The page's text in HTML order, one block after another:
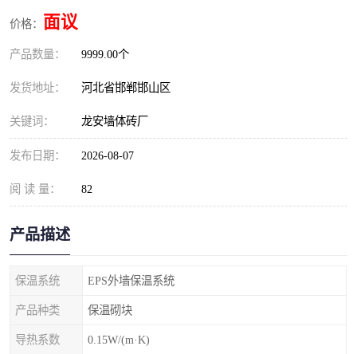
价格： 面议
产品数量： 9999.00个
发货地址： 河北省邯郸邯山区
关键词： 龙安墙体砖厂
发布日期： 2026-08-07
阅 读 量： 82
产品描述
保温系统 EPS外墙保温系统
产品种类 保温砌块
导热系数 0.15W/(m·K)